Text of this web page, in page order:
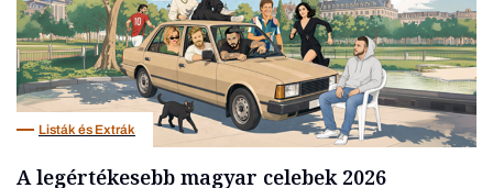
Listák és Extrák
A legértékesebb magyar celebek 2026